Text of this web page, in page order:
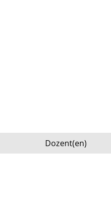
Dozent(en)